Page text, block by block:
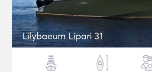
Lilybaeum Lipari 31